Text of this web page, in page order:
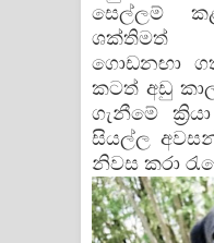
සෙල්ලම්
ශක්තිමත්
ගොඩනඟා
කටත් අඩු
ගැනීමේ
සියල්ල
නිවස කරා